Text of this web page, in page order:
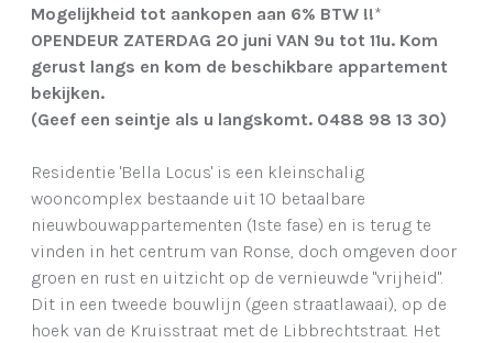
Mogelijkheid tot aankopen aan 6% BTW !!*
OPENDEUR ZATERDAG 20 juni VAN 9u tot 11u. Kom
gerust langs en kom de beschikbare appartement
bekijken.
(Geef een seintje als u langskomt. 0488 98 13 30)
Residentie 'Bella Locus' is een kleinschalig
wooncomplex bestaande uit 10 betaalbare
nieuwbouwappartementen (1ste fase) en is terug te
vinden in het centrum van Ronse, doch omgeven door
groen en rust en uitzicht op de vernieuwde "vrijheid".
Dit in een tweede bouwlijn (geen straatlawaai), op de
hoek van de Kruisstraat met de Libbrechtstraat. Het